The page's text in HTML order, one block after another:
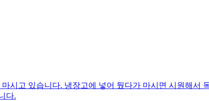
시고 있습니다. 냉장고에 넣어 뒀다가 마시면 시원해서
다.